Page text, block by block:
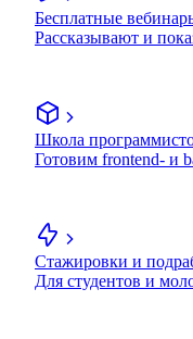
Бесплатные
Рассказывают и
Школа
Готовим frontend- и
Стажировки и
Для студентов и